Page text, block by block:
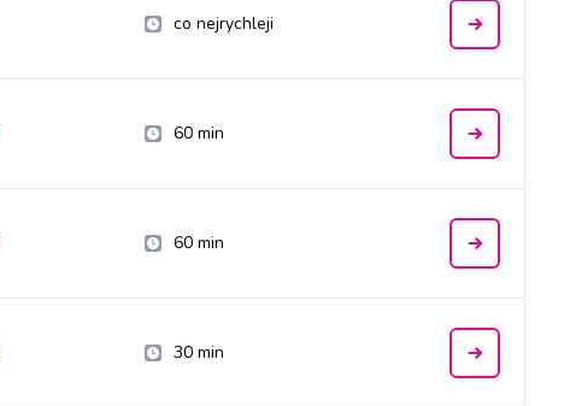
co nejrychleji
60 min
60 min
30 min